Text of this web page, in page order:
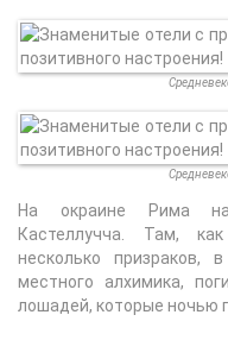
На окраине Рима
Кастеллучча. Там,
несколько призраков,
местного алхимика,
лошадей, которые ночью